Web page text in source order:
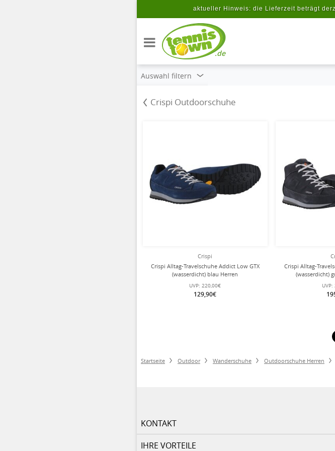
aktueller Hinweis: die Lieferzeit beträgt
.de
Auswahl filtern
Crispi Outdoorschuhe
Crispi
Crispi Alltag-Travelschuhe Addict Low GTX
(wasserdicht) blau Herren
UVP: 220,00€
129,90€
Crispi Alltag-
(wasserdicht)
UVP:
Startseite Outdoor Wanderschuhe Outdoorschuhe Herren
KONTAKT
IHRE VORTEILE